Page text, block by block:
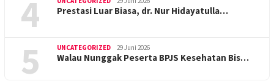
4 Prestasi Luar Biasa, dr. Nur Hidayatulla…
5 UNCATEGORIZED 29 Juni 2026
Walau Nunggak Peserta BPJS Kesehatan Bis…